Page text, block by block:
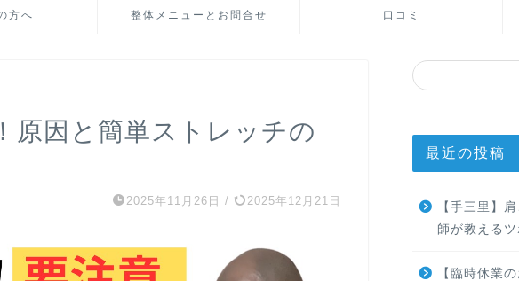
方へ 整体メニューとお問合せ 口コミ
原因と簡単ストレッチの
2025年11月26日 / 2025年12月21日
最近の投稿
【手三里】
師が教える
【臨時休業